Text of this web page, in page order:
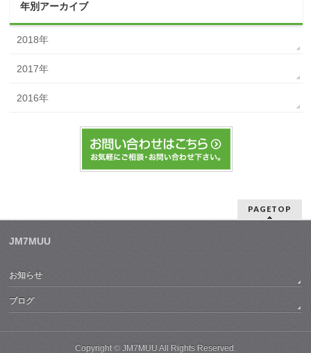
年別アーカイブ
2018年
2017年
2016年
PAGETOP
JM7MUU
お知らせ
ブログ
Copyright © JM7MUU All Rights Reserved.